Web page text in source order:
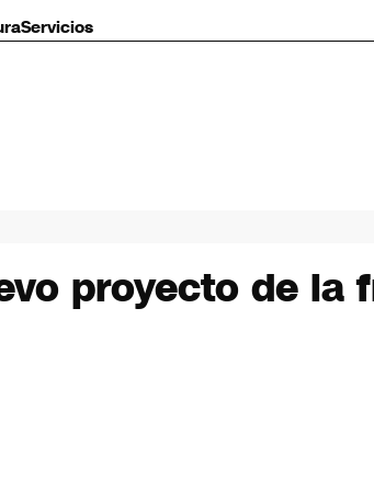
Servicios
proyecto de la